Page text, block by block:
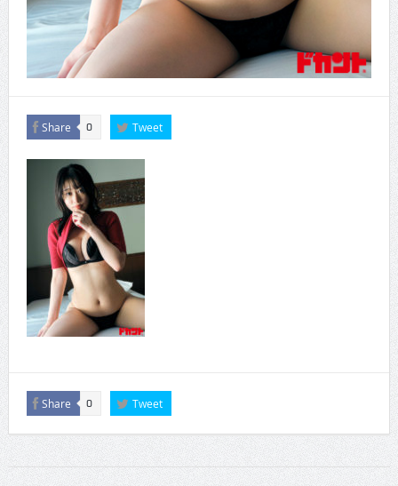
Share 0 Tweet
Share 0 Tweet